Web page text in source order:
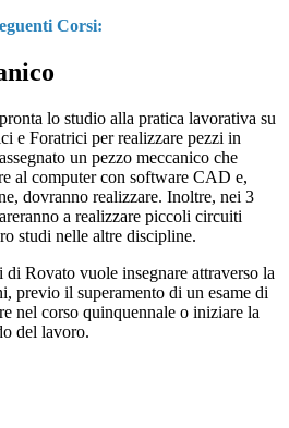
Corsi:
lo studio alla pratica lavorativa su
e Foratrici per realizzare pezzi in
un pezzo meccanico che
al computer con software CAD e,
dovranno realizzare. Inoltre, nei 3
a realizzare piccoli circuiti
studi nelle altre discipline.
Rovato vuole insegnare attraverso la
previo il superamento di un esame di
nel corso quinquennale o iniziare la
del lavoro.